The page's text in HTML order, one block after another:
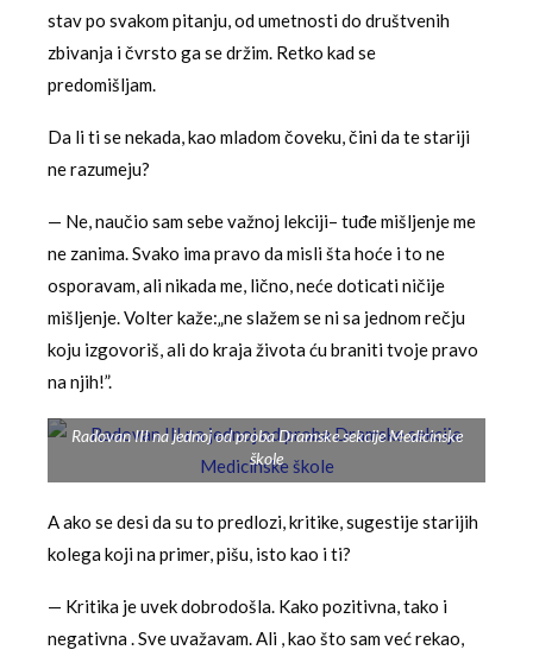
stav po svakom pitanju, od umetnosti do društvenih
zbivanja i čvrsto ga se držim. Retko kad se
predomišljam.
Da li ti se nekada, kao mladom čoveku, čini da te stariji
ne razumeju?
— Ne, naučio sam sebe važnoj lekciji– tuđe mišljenje me
ne zanima. Svako ima pravo da misli šta hoće i to ne
osporavam, ali nikada me, lično, neće doticati ničije
mišljenje. Volter kaže:„ne slažem se ni sa jednom rečju
koju izgovoriš, ali do kraja života ću braniti tvoje pravo
na njih!”.
Radovan III na jednoj od proba Dramske sekcije Medicinske
škole
A ako se desi da su to predlozi, kritike, sugestije starijih
kolega koji na primer, pišu, isto kao i ti?
— Kritika je uvek dobrodošla. Kako pozitivna, tako i
negativna . Sve uvažavam. Ali , kao što sam već rekao,